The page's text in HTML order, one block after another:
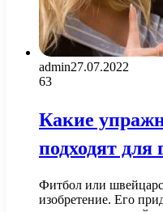
admin27.07.2022
63
Какие
подходят для
Фитбол или
изобретение. Его